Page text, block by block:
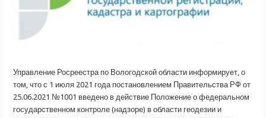
Управление Росреестра по Вологодской области информирует, о
том, что с 1 июля 2021 года постановлением Правительства РФ от
25.06.2021 №1001 введено в действие Положение о федеральном
государственном контроле (надзоре) в области геодезии и